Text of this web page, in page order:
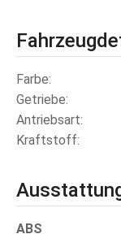
Farbe
Getriebe
Antriebsart
Kraftstoff
ABS